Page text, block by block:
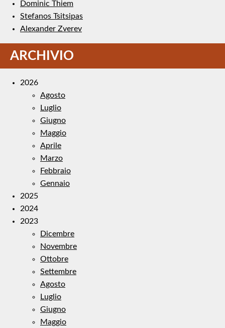
Dominic Thiem
Stefanos Tsitsipas
Alexander Zverev
ARCHIVIO
2026
Agosto
Luglio
Giugno
Maggio
Aprile
Marzo
Febbraio
Gennaio
2025
2024
2023
Dicembre
Novembre
Ottobre
Settembre
Agosto
Luglio
Giugno
Maggio